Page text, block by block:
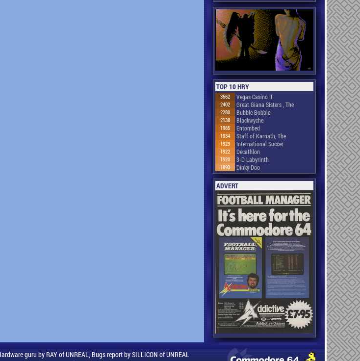
TOP 10 HRY
3562 Vegas Casino II
2402 Great Giana Sisters , The
2280 Bubble Bobble
2138 Blackwyche
1985 Entombed
1934 Staff of Karnath, The
1929 International Soccer
1922 Decathlon
1920 3-D Labyrinth
1893 Dinky Doo
ADVERT
guru by RAY of UNREAL, Bugs report by SILLICON of UNREAL